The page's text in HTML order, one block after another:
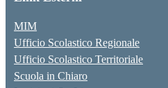
MIM
Ufficio Scolastico Regionale
Ufficio Scolastico Territoriale
Scuola in Chiaro